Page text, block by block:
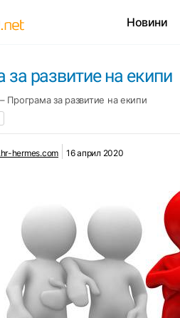
Новини
за развитие на екипи
– Програма за развитие на екипи
hermes.com 16 април 2020